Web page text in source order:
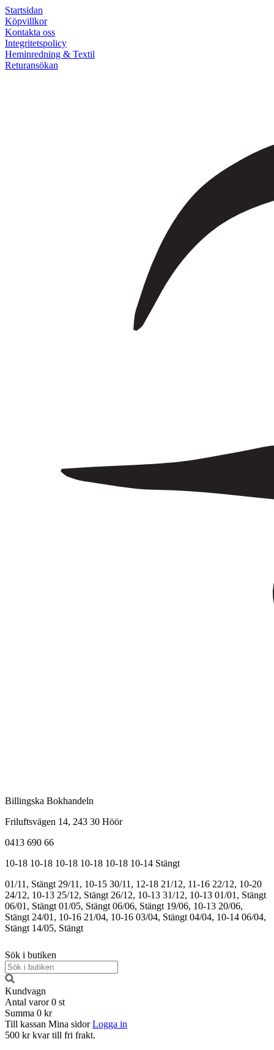
Startsidan
Köpvillkor
Kontakta oss
Integritetspolicy
Heminredning & Textil
Returansökan
Billingska Bokhandeln
Friluftsvägen 14, 243 30 Höör
0413 690 66
10-18 10-18 10-18 10-18 10-18 10-14 Stängt
01/11, Stängt 29/11, 10-15 30/11, 12-18 21/12, 11-16 22/12, 10-20
24/12, 10-13 25/12, Stängt 26/12, 10-13 31/12, 10-13 01/01, Stängt
06/01, Stängt 01/05, Stängt 06/06, Stängt 19/06, 10-13 20/06,
Stängt 24/01, 10-16 21/04, 10-16 03/04, Stängt 04/04, 10-14 06/04,
Stängt 14/05, Stängt
Sök i butiken
Kundvagn
Antal varor 0 st
Summa 0 kr
Till kassan Mina sidor Logga in
500 kr kvar till fri frakt.